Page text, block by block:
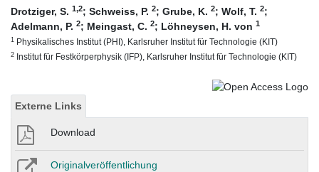
Drotziger, S. 1,2; Schweiss, P. 2; Grube, K. 2; Wolf, T. 2;
Adelmann, P. 2; Meingast, C. 2; Löhneysen, H. von 1
1 Physikalisches Institut (PHI), Karlsruher Institut für Technologie (KIT)
2 Institut für Festkörperphysik (IFP), Karlsruher Institut für Technologie (KIT)
Externe Links
Download
Originalveröffentlichung